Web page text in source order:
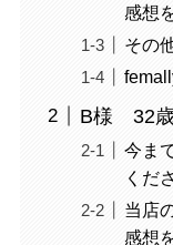
感想
その
B様 32
今ま
くだ
当店
感想